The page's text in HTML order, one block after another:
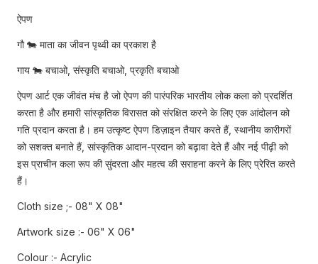
ऐपण
गौ 🐄 माता का जीवन पृथ्वी का प्रकाश है
गाय 🐄 बचाओ, संस्कृति बचाओ, प्रकृति बचाओ
ऐपण आर्ट एक जीवंत मंच है जो ऐपण की पारंपरिक भारतीय लोक कला को प्रदर्शित
करता है और हमारी सांस्कृतिक विरासत को संरक्षित करने के लिए एक आंदोलन को
गति प्रदान करता है। हम उत्कृष्ट ऐपण डिज़ाइन तैयार करते हैं, स्थानीय कारीगरों
को सशक्त बनाते हैं, सांस्कृतिक आदान-प्रदान को बढ़ावा देते हैं और नई पीढ़ी को
इस प्राचीन कला रूप की सुंदरता और महत्व की सराहना करने के लिए प्रेरित करते
हैं।
Cloth size ;- 08" X 08"
Artwork size :- 06" X 06"
Colour :- Acrylic